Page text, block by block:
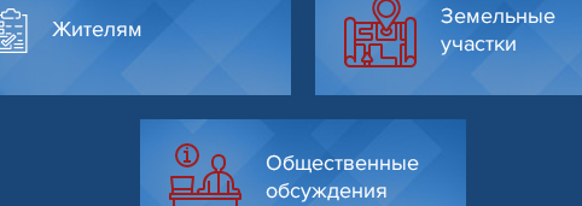
Жителям
Земельные
участки
Общественные
обсуждения